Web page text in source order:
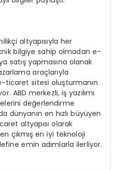
altyapısıyla her
bilgiye sahip olmadan e-
satış yapmasına olanak
araçlarıyla
ticaret sitesi oluşturmanın
ABD merkezli, iş yazılımı
değerlendirme
dünyanın en hızlı büyüyen
altyapısı olarak
çıkmış en iyi teknoloji
emin adımlarla ilerliyor.